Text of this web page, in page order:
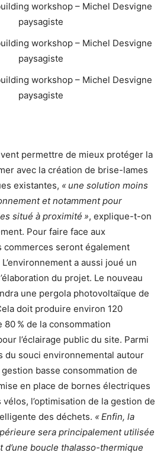
workshop – Michel Desvigne
paysagiste
workshop – Michel Desvigne
paysagiste
workshop – Michel Desvigne
paysagiste
permettre de mieux protéger la
avec la création de brise-lames
existantes, « une solution moins
et notamment pour
situé à proximité », explique-t-on
Pour faire face aux
commerces seront également
a aussi joué un
du projet. Le nouveau
une pergola photovoltaïque de
doit produire environ 120
80 % de la consommation
l’éclairage public du site. Parmi
du souci environnemental autour
basse consommation de
en place de bornes électriques
l’optimisation de la gestion de
des déchets. «Enfin, la
sera principalement utilisée
boucle thalasso-thermique